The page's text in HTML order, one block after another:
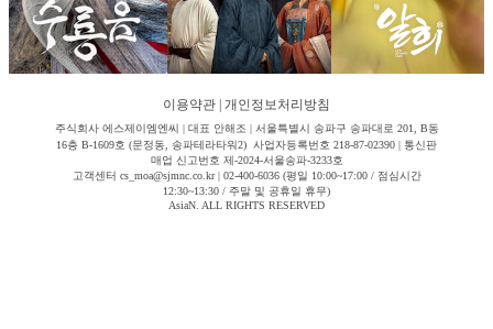
이용약관 개인정보처리방침
주식회사 에스제이엠엔씨 | 대표 안해조 | 서울특별시 송파구 송파대로 201, B동
16층 B-1609호 (문정동, 송파테라타워2) 사업자등록번호 218-87-02390 | 통신판
매업 신고번호 제-2024-서울송파-3233호
고객센터 cs_moa@sjmnc.co.kr | 02-400-6036 (평일 10:00~17:00 / 점심시간
12:30~13:30 / 주말 및 공휴일 휴무)
AsiaN. ALL RIGHTS RESERVED